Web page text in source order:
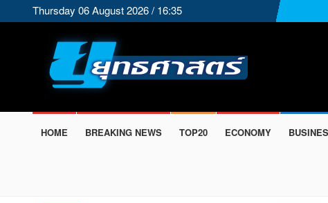
Thursday 06 August 2026 / 16:35
HOME BREAKING NEWS TOP20 ECONOMY